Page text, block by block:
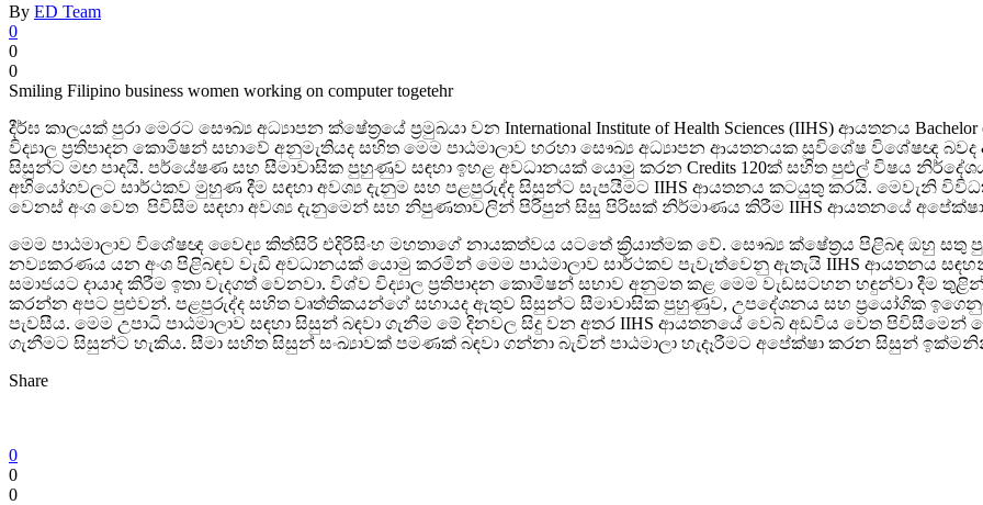
By ED Team
0
0
0
Smiling Filipino business women working on computer togetehr
දීර්ඝ කාලයක් පුරා මෙරට සෞඛ්‍ය අධ්‍යාපන ක්ෂේත්‍රයේ ප්‍රමුඛයා වන International Institute of Health Sciences (IIHS) ආයතනය
විද්‍යාල ප්‍රතිපාදන කොමිෂන් සභාවේ අනුමැතියද සහිත මෙම පාඨමාලාව හරහා සෞඛ්‍ය අධ්‍යාපන ආයතනයක සුවිශේෂ විශේෂඥ බවද
සිසුන්ට මඟ පාදයි. පර්යේෂණ සහ සීමාවාසික පුහුණුව සඳහා ඉහළ අවධානයක් යොමු කරන Credits 120ක් සහිත පුළුල් විෂය
අභියෝගවලට සාර්ථකව මුහුණ දීම සඳහා අවශ්‍ය දැනුම සහ පළපුරුද්ද සිසුන්ට සැපයීමට IIHS ආයතනය කටයුතු කරයි. මෙවැනි
වෙනස් අංශ වෙත පිවිසීම සඳහා අවශ්‍ය දැනුමෙන් සහ නිපුණතාවලින් පිරිපුන් සිසු පිරිසක් නිර්මාණය කිරීම IIHS ආයතනයේ
මෙම පාඨමාලාව විශේෂඥ වෛද්‍ය කිත්සිරි එදිරිසිංහ මහතාගේ නායකත්වය යටතේ ක්‍රියාත්මක වේ. සෞඛ්‍ය ක්ෂේත්‍රය පිළිබඳ ඔහු සතු
නව්‍යකරණය යන අංශ පිළිබඳව වැඩි අවධානයක් යොමු කරමින් මෙම පාඨමාලාව සාර්ථකව පැවැත්වෙනු ඇතැයි IIHS ආයතනය
සමාජයට දායාද කිරීම ඉතා වැදගත් වෙනවා. විශ්ව විද්‍යාල ප්‍රතිපාදන කොමිෂන් සභාව අනුමත කළ මෙම වැඩසටහන හඳුන්වා දීම
කරන්න අපට පුළුවන්. පළපුරුද්ද සහිත වෘත්තිකයන්ගේ සහායද ඇතුව සිසුන්ට සීමාවාසික පුහුණුව, උපදේශනය සහ ප්‍රයෝගික ඉගෙනුම්
පැවසීය. මෙම උපාධි පාඨමාලාව සඳහා සිසුන් බඳවා ගැනීම මේ දිනවල සිදු වන අතර IIHS ආයතනයේ වෙබ් අඩවිය වෙත
ගැනීමට සිසුන්ට හැකිය. සීමා සහිත සිසුන් සංඛ්‍යාවක් පමණක් බඳවා ගන්නා බැවින් පාඨමාලා හැදෑරීමට අපේක්ෂා කරන සිසුන්
Share
0
0
0